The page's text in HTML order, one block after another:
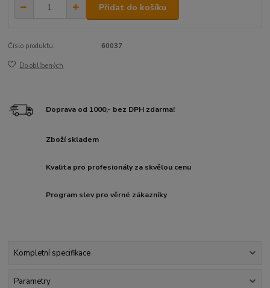
Přidat do košíku
Číslo produktu: 60037
Do oblíbených
Doprava od 1000,- bez DPH zdarma!
Zboží skladem
Kvalita pro profesionály za skvělou cenu
Program slev pro věrné zákazníky
Kompletní specifikace
Parametry